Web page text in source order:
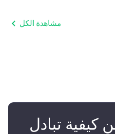
مشاهدة الكل
كيفية تبادل